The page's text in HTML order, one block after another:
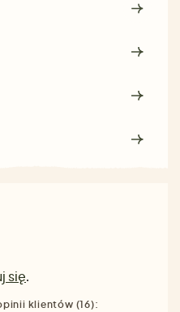
się.
klientów (16):